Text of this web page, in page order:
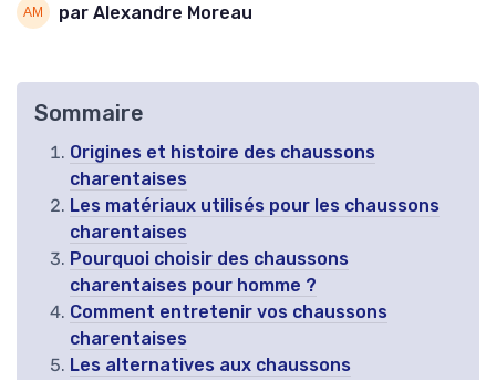
par Alexandre Moreau
Sommaire
Origines et histoire des chaussons
charentaises
Les matériaux utilisés pour les chaussons
charentaises
Pourquoi choisir des chaussons
charentaises pour homme ?
Comment entretenir vos chaussons
charentaises
Les alternatives aux chaussons